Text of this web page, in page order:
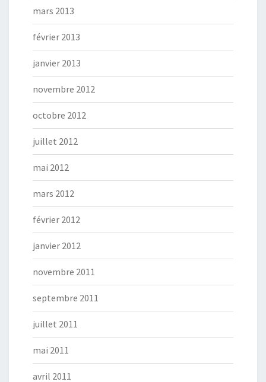
mars 2013
février 2013
janvier 2013
novembre 2012
octobre 2012
juillet 2012
mai 2012
mars 2012
février 2012
janvier 2012
novembre 2011
septembre 2011
juillet 2011
mai 2011
avril 2011